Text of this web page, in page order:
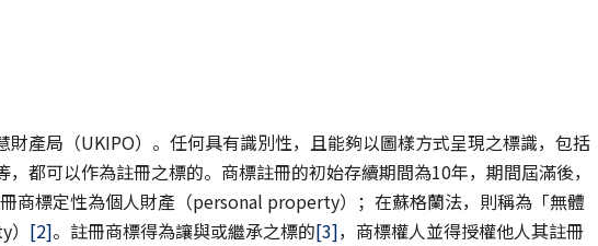
財產局（UKIPO）。任何具有識別性，且能夠以圖樣方式呈現之標識，包括
都可以作為註冊之標的。商標註冊的初始存續期間為10年，期間屆滿後，
商標定性為個人財產（personal property）；在蘇格蘭法，則稱為「無體
[2]。註冊商標得為讓與或繼承之標的[3]，商標權人並得授權他人其註冊